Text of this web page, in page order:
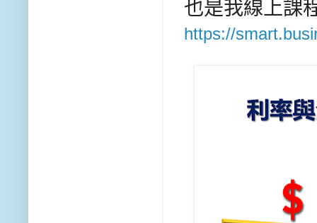
也是我線上課
https://